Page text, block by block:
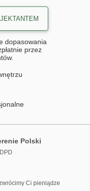
dopasowania
przez
Polski
Ci pieniądze